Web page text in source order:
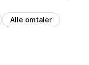
Alle omtaler